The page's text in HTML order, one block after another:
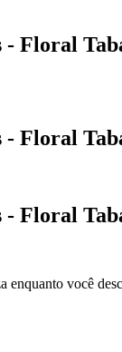
- Floral
- Floral
- Floral
enquanto você